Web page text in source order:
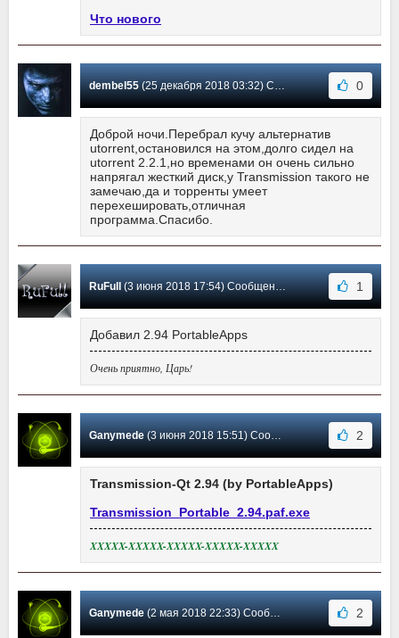
Что нового
dembel55(25 декабря 2018 03:32) Сообщение #60 0
Доброй ночи.Перебрал кучу альтернатив
utorrent,остановился на этом,долго сидел на
utorrent 2.2.1,но временами он очень сильно
напрягал жесткий диск,у Transmission такого не
замечаю,да и торренты умеет
перехешировать,отличная
программа.Спасибо.
RuFull (3 июня 2018 17:54) Сообщение #59 1
Добавил 2.94 PortableApps
Очень приятно, Царь!
Ganymede(3 июня 2018 15:51) Сообщение #58 2
Transmission-Qt 2.94 (by PortableApps)
Transmission_Portable_2.94.paf.exe
XXXXX-XXXXX-XXXXX-XXXXX-XXXXX
Ganymede(2 мая 2018 22:33) Сообщение #57 2